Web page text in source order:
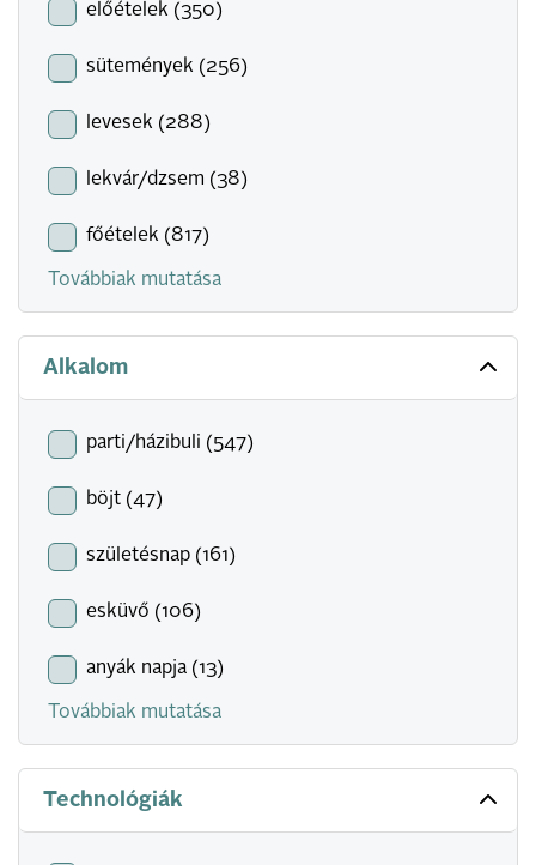
előételek (350)
sütemények (256)
levesek (288)
lekvár/dzsem (38)
főételek (817)
Továbbiak mutatása
Alkalom
parti/házibuli (547)
böjt (47)
születésnap (161)
esküvő (106)
anyák napja (13)
Továbbiak mutatása
Technológiák